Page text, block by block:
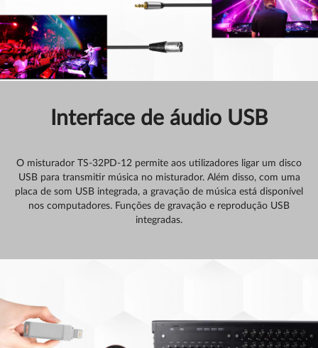
Interface de áudio USB
O misturador TS-32PD-12 permite aos utilizadores ligar um disco
USB para transmitir música no misturador. Além disso, com uma
placa de som USB integrada, a gravação de música está disponível
nos computadores. Funções de gravação e reprodução USB
integradas.